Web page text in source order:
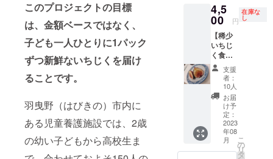
このプロジェクトの目標
は、金額ベースではなく、
子ども一人ひとりに1パック
ずつ新鮮ないちじくを届け
ることです。
羽曳野（はびきの）市内に
ある児童養護施設では、2歳
の幼い子どもから高校生ま
増額分
を寄付
に割り
当てさ
せてい
ただき
ます。
きませ
ん。 発
送が近
くなり
ました
らお知
らせし
ます。
受け取
りが難
しいお
日にち
がわ
かって
いれ
ば、ご
もおす
すめで
す。 紫
芋： 果
肉が紫
色のさ
つまい
もで
す。ス
イート
ポテト
やマッ
シュ状
にして
紫芋モ
味と甘
みのバ
ランス
がよ
く、園
主お気
に入り
の品種
です。
・黒イ
チジ
ク・・
・”久留
米くろ
みつ”
採り完
熟のい
ちじく
です。
少し触
るだけ
で簡単
に痛ん
でしま
う完熟
果を、
専用の
資材で
ふんわ
りと優
たっぷ
りの豊
かな土
で育て
た、朝
採り完
熟のい
ちじく
です。
少し触
るだけ
で簡単
に痛ん
でしま
う完熟
果を、
メール
（電子
メー
ル） 高
級感の
ある黒
い化粧
箱に詰
めてお
り、ギ
フトに
も喜ば
れてい
ます。
内容
量：し
4,5
00 円
在庫な
し
【稀少
いちじ
く食べ
比べ
セッ
ト】＋
お礼
メール
（電子
メー
ル） 黒
いちじ
くや白
支援
者：
10人
お届
け予
定：
2023
年08
月
こ
の
リ
タ